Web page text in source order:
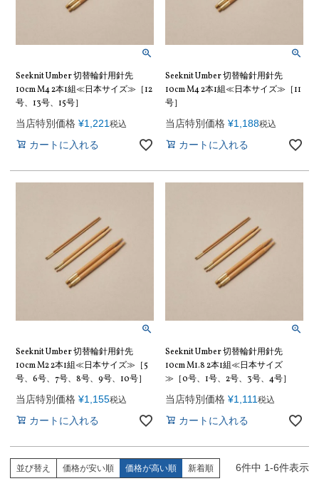
Seeknit Umber 切替輪針用針先
10cm M4 2本1組≪日本サイズ≫［12
号、13号、15号］
当店特別価格 ¥1,221 税込
カートに入れる
Seeknit Umber 切替輪針用針先
10cm M4 2本1組≪日本サイズ≫［11
号］
当店特別価格 ¥1,188税込
カートに入れる
Seeknit Umber 切替輪針用針先
10cm M2 2本1組≪日本サイズ≫［5
号、6号、7号、8号、9号、10号］
当店特別価格 ¥1,155税込
カートに入れる
Seeknit Umber 切替輪針用針先
10cm M1.8 2本1組≪日本サイズ
≫［0号、1号、2号、3号、4号］
当店特別価格 ¥1,111 税込
カートに入れる
並び替え 価格が安い順 価格が高い順 新着順 6件中 1-6件表示